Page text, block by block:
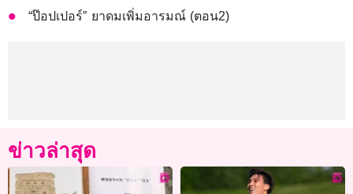
“ป๊อปเปอร์” ยาดมเพิ่มอารมณ์ (ตอน2)
ข่าวล่าสุด